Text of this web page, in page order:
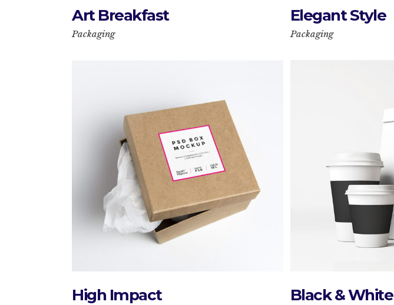
Art Breakfast
Packaging
Elegant Style
Packaging
High Impact Black & White